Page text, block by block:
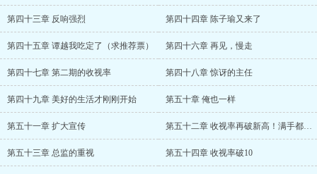
第四十三章 反响强烈 第四十四章 陈子瑜又来了
第四十五章 谭越我吃定了（求推荐票） 第四十六章 再见，慢走
第四十七章 第二期的收视率 第四十八章 惊讶的主任
第四十九章 美好的生活才刚刚开始 第五十章 俺也一样
第五十一章 扩大宣传 第五十二章 收视率再破新高！满手都是王炸
第五十三章 总监的重视 第五十四章 收视率破10